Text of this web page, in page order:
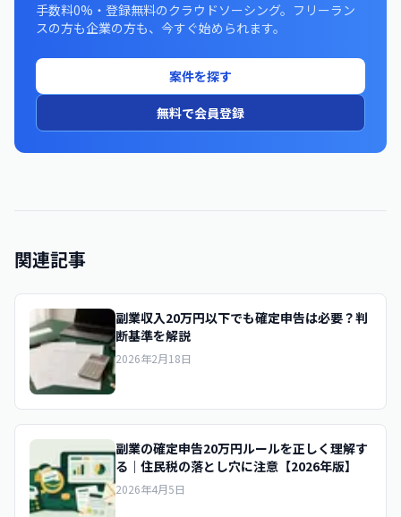
手数料0%・登録無料のクラウドソーシング。フリーラン
スの方も企業の方も、今すぐ始められます。
案件を探す
無料で会員登録
関連記事
副業収入20万円以下でも確定申告は必要？判
断基準を解説
2026年2月18日
副業の確定申告20万円ルールを正しく理解す
る｜住民税の落とし穴に注意【2026年版】
2026年4月5日